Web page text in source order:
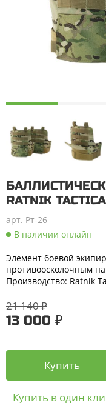
RATNIK
арт. Рт-26
В наличии онлайн
Элемент боевой
противоосколочным
Производство: Ratnik
21 140 ₽
13 000 ₽
Купить
Купить в один